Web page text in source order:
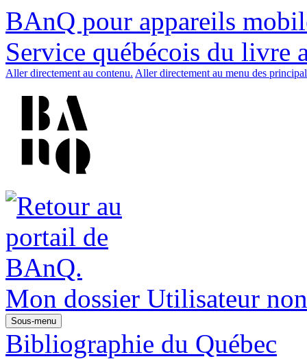
BAnQ pour appareils
Service québécois du livre
Aller directement au contenu. Aller directement au menu des
Mon dossier Utilisateur
Sous-menu
Bibliographie du Québec